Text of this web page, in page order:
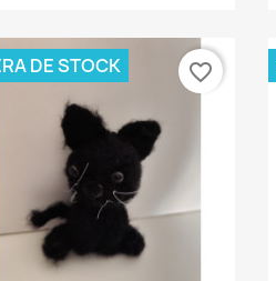
DE STOCK favorite_border